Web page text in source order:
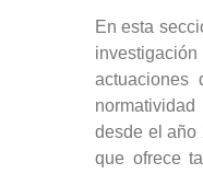
En esta
actuaciones
desde el año
que ofrece